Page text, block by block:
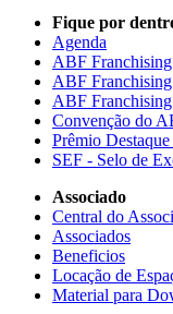
Fique por
Agenda
ABF
ABF
ABF
Convenção do
Prêmio
SEF - Selo de
Associado
Central do
Associados
Beneficios
Locação de
Material para